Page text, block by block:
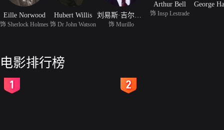
Eille Norwood
饰 Sherlock Holmes
Hubert Willis
饰 Dr John Watson 饰 Murillo
Arthur Bell
饰 Insp Lestrade
电影排行榜